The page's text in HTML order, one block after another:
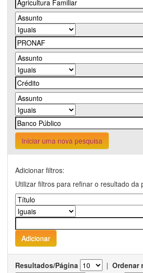
Iniciar uma nova pesquisa
Adicionar filtros:
Utilizar filtros para refinar o resultado da
Resultados/Página | Ordenar